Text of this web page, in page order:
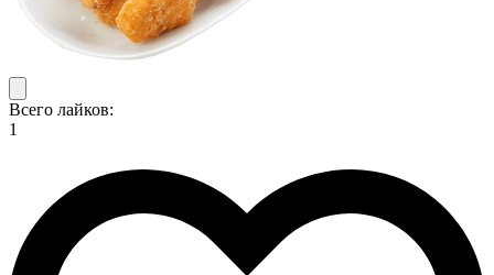
Всего лайков:
1